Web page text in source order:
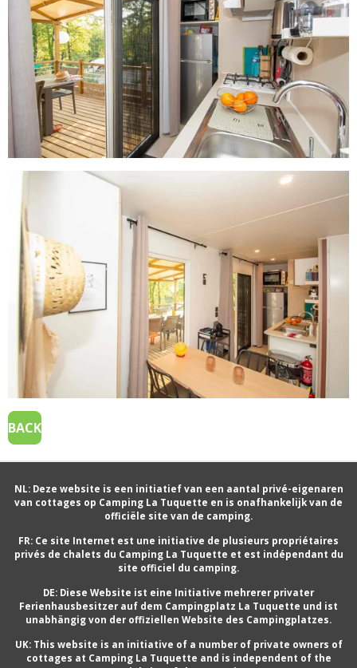
BACK
NL: Deze website is een initiatief van een aantal privé-eigenaren
van cottages op Camping La Tuquette en is onafhankelijk van de
officiële site van de camping.
FR: Ce site Internet est une initiative de plusieurs propriétaires
privés de chalets du Camping La Tuquette et est indépendant du
site officiel du camping.
DE: Diese Website ist eine Initiative mehrerer privater
Ferienhausbesitzer auf dem Campingplatz La Tuquette und ist
unabhängig von der offiziellen Website des Campingplatzes.
UK: This website is an initiative of a number of private owners of
cottages at Camping La Tuquette and is independent of the